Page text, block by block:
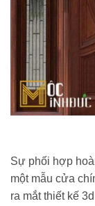
Sự phối hợp
một mẫu cửa
ra mắt thiết kế